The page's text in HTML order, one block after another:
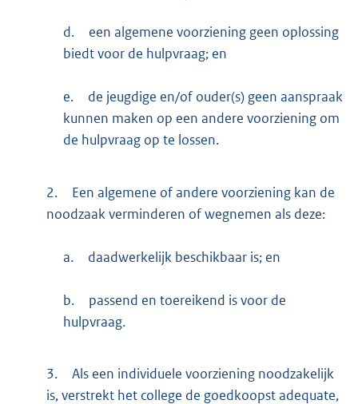
d.
een algemene voorziening geen oplossing
biedt voor de hulpvraag; en
e.
de jeugdige en/of ouder(s) geen aanspraak
kunnen maken op een andere voorziening om
de hulpvraag op te lossen.
2.
Een algemene of andere voorziening kan de
noodzaak verminderen of wegnemen als deze:
a. daadwerkelijk beschikbaar is; en
b.
passend en toereikend is voor de
hulpvraag.
3.
Als een individuele voorziening noodzakelijk
is, verstrekt het college de goedkoopst adequate,